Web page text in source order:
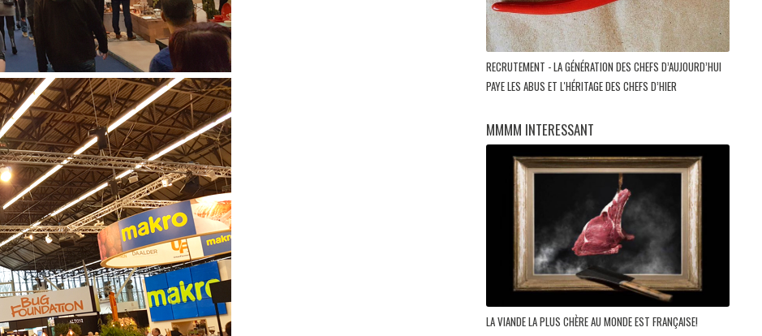
RECRUTEMENT - LA GÉNÉRATION DES CHEFS D’AUJOURD’HUI
PAYE LES ABUS ET L'HÉRITAGE DES CHEFS D’HIER
MMMM INTERESSANT
LA VIANDE LA PLUS CHÈRE AU MONDE EST FRANÇAISE!